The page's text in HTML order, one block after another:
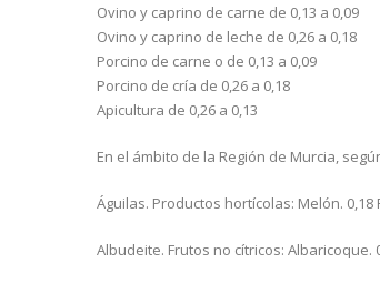
Ovino y caprino de carne de 0,13 a 0,09
Ovino y caprino de leche de 0,26 a 0,18
Porcino de carne o de 0,13 a 0,09
Porcino de cría de 0,26 a 0,18
Apicultura de 0,26 a 0,13
En el ámbito de la Región de Murcia,
Águilas. Productos hortícolas: Melón.
Albudeite. Frutos no cítricos: Albaricoque.